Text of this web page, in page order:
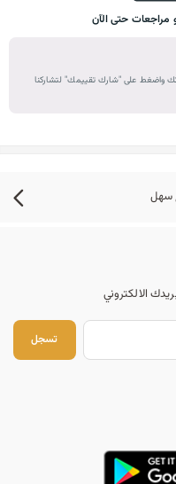
مراجعات حتى الآن
واضغط على "شارك تقييمك" لتشاركنا
سهل
الالكتروني
تسجل